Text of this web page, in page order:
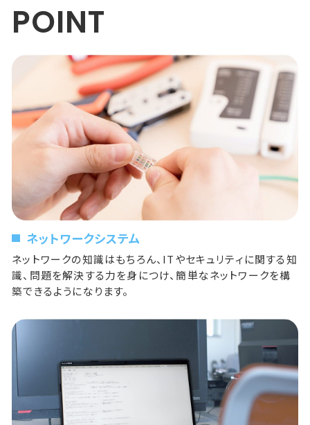
POINT
ネットワークシステム
ネットワークの知識はもちろん、ITやセキュリティに関する知
識、問題を解決する力を身につけ、簡単なネットワークを構
築できるようになります。